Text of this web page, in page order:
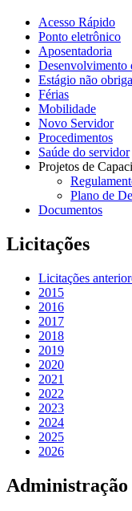
Acesso Rápido
Ponto eletrônico
Aposentadoria
Desenvolvimento
Estágio não
Férias
Mobilidade
Novo Servidor
Procedimentos
Saúde do servidor
Projetos de
Plano de
Documentos
Licitações
Licitações
2015
2016
2017
2018
2019
2020
2021
2022
2023
2024
2025
2026
Administração